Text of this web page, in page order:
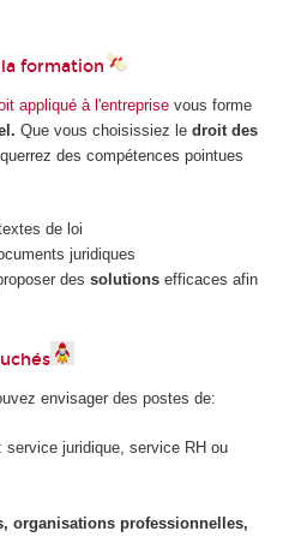
formation
appliqué à l'entreprisevous forme
Que vous choisissiez le droit des
des compétences pointues
de loi
juridiques
des solutions efficaces afin
envisager des postes de:
: service juridique, service RH ou
organisations professionnelles,